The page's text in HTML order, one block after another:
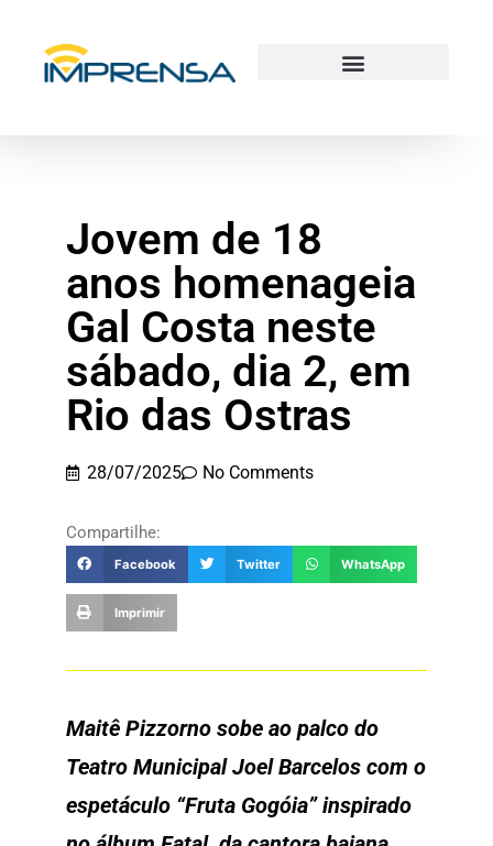
Jovem de 18
anos homenageia
Gal Costa neste
sábado, dia 2, em
Rio das Ostras
28/07/2025 No Comments
Compartilhe:
Facebook Twitter WhatsApp
Imprimir
Maitê Pizzorno sobe ao palco do
Teatro Municipal Joel Barcelos com o
espetáculo “Fruta Gogóia” inspirado